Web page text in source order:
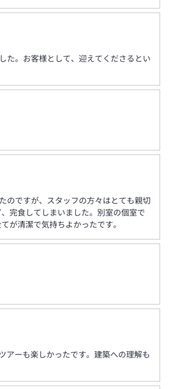
た。お客様として、迎えてくださるとい
のですが、スタッフの方々はとても親切
完食してしまいました。別室の個室で
が清潔で気持ちよかったです。
アーも楽しかったです。建築への理解も